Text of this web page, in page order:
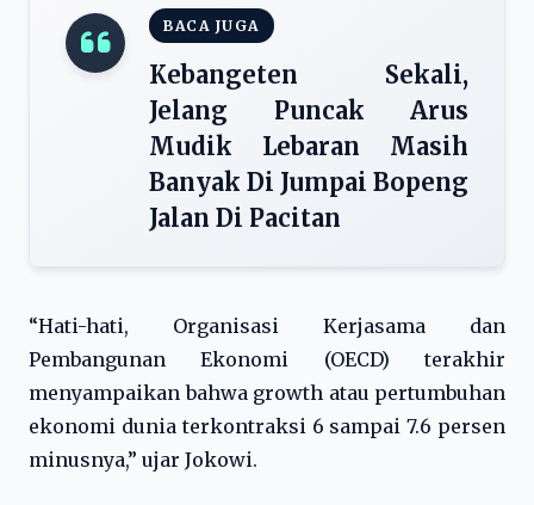
BACA JUGA
Kebangeten Sekali,
Jelang Puncak Arus
Mudik Lebaran Masih
Banyak Di Jumpai Bopeng
Jalan Di Pacitan
“Hati-hati, Organisasi Kerjasama dan
Pembangunan Ekonomi (OECD) terakhir
menyampaikan bahwa growth atau pertumbuhan
ekonomi dunia terkontraksi 6 sampai 7.6 persen
minusnya,” ujar Jokowi.